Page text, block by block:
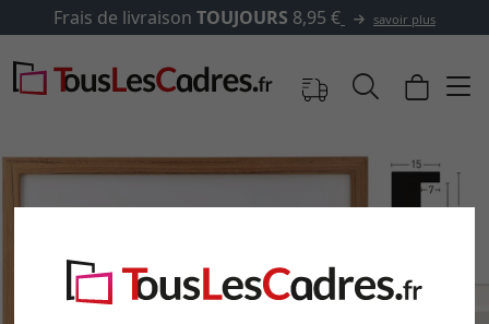
✓500 000 articles au choix